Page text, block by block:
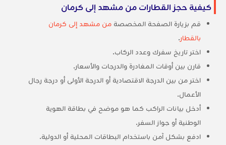
كيفية حجز القطارات من مشهد إلى كرمان
قم بزيارة الصفحة المخصصة من مشهد إلى كرمان
بالقطار.
اختر تاريخ سفرك وعدد الركاب.
قارن بين أوقات المغادرة والدرجات والأسعار.
اختر من بين الدرجة الاقتصادية أو الدرجة الأولى أو درجة رجال
الأعمال.
أدخل بيانات الراكب كما هو موضح في بطاقة الهوية
الوطنية أو جواز السفر.
ادفع بشكل آمن باستخدام البطاقات المحلية أو الدولية.